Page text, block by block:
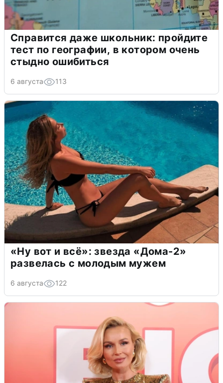
Справится даже школьник: пройдите
тест по географии, в котором очень
стыдно ошибиться
6 августа 113
«Ну вот и всё»: звезда «Дома-2»
развелась с молодым мужем
6 августа 122